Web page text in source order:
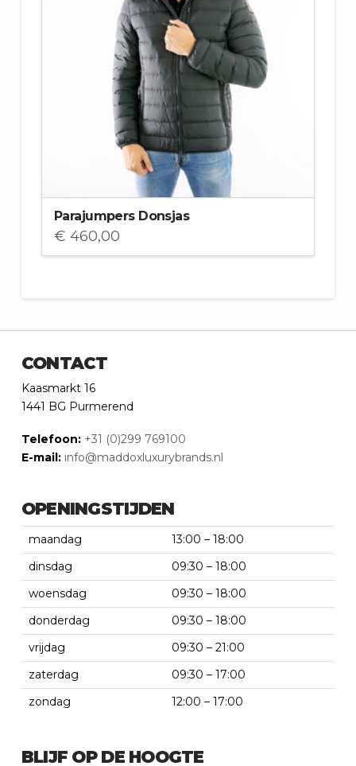
Parajumpers Donsjas
€ 460,00
CONTACT
Kaasmarkt 16
1441 BG Purmerend
Telefoon: +31 (0)299 769100
E-mail:info@maddoxluxurybrands.nl
OPENINGSTIJDEN
maandag
13:00 – 18:00
dinsdag
09:30 – 18:00
woensdag
09:30 – 18:00
donderdag
09:30 – 18:00
vrijdag
09:30 – 21:00
zaterdag
09:30 – 17:00
zondag
12:00 – 17:00
BLIJF OP DE HOOGTE